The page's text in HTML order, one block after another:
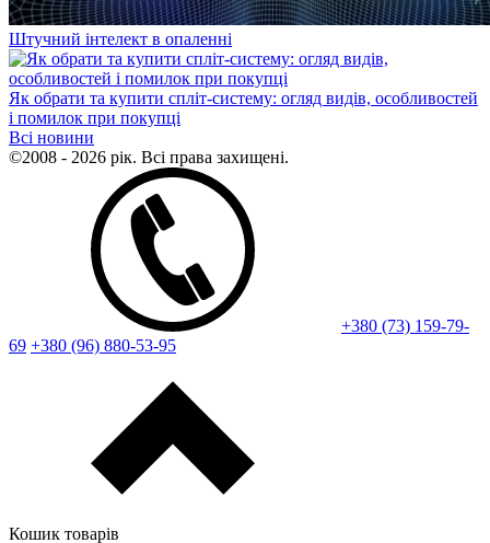
Штучний інтелект в опаленні
Як обрати та купити спліт-систему: огляд видів, особливостей
і помилок при покупці
Всі новини
©2008 - 2026 рік. Всі права захищені.
+380 (73) 159-79-
69 +380 (96) 880-53-95
Кошик товарів